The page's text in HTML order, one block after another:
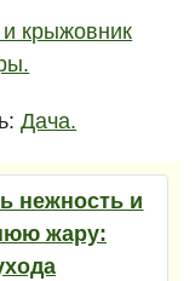
крыжовник
Дача.
нежность и
жару: